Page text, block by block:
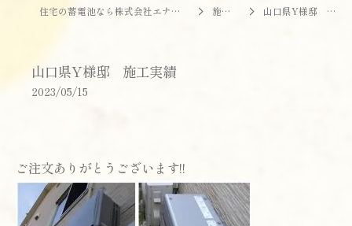
住宅の蓄電池なら株式会社エナジークオリティー 施工事例 山口県Y様邸 施工実績
山口県Y様邸 施工実績
2023/05/15
ご注文ありがとうございます!!